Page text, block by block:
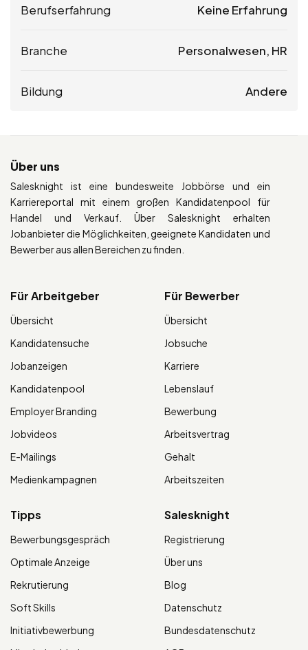
Berufserfahrung Keine Erfahrung
Branche Personalwesen, HR
Bildung Andere
Über uns
Salesknight ist eine bundesweite Jobbörse und ein
Karriereportal mit einem großen Kandidatenpool für
Handel und Verkauf. Über Salesknight erhalten
Jobanbieter die Möglichkeiten, geeignete Kandidaten und
Bewerber aus allen Bereichen zu finden.
Für Arbeitgeber
Übersicht
Kandidatensuche
Jobanzeigen
Kandidatenpool
Employer Branding
Jobvideos
E-Mailings
Medienkampagnen
Für Bewerber
Übersicht
Jobsuche
Karriere
Lebenslauf
Bewerbung
Arbeitsvertrag
Gehalt
Arbeitszeiten
Tipps
Bewerbungsgespräch
Optimale Anzeige
Rekrutierung
Soft Skills
Initiativbewerbung
Salesknight
Registrierung
Über uns
Blog
Datenschutz
Bundesdatenschutz